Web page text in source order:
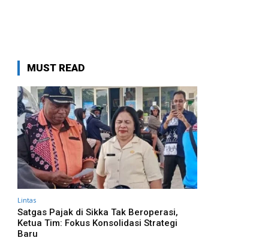
MUST READ
Lintas
Satgas Pajak di Sikka Tak Beroperasi,
Ketua Tim: Fokus Konsolidasi Strategi
Baru